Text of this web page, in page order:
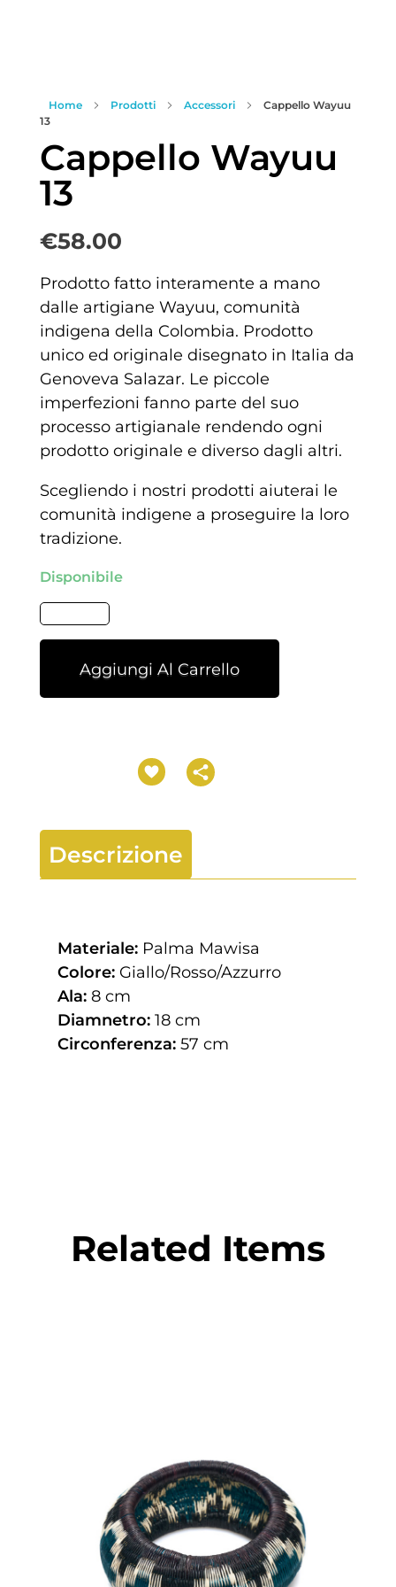
Home Prodotti Accessori
Cappello Wayuu
13
Cappello Wayuu
13
€58.00
Prodotto fatto interamente a mano
dalle artigiane Wayuu, comunità
indigena della Colombia. Prodotto
unico ed originale disegnato in Italia da
Genoveva Salazar. Le piccole
imperfezioni fanno parte del suo
processo artigianale rendendo ogni
prodotto originale e diverso dagli altri.
Scegliendo i nostri prodotti aiuterai le
comunità indigene a proseguire la loro
tradizione.
Disponibile
Aggiungi Al Carrello
Descrizione
Materiale: Palma Mawisa
Colore: Giallo/Rosso/Azzurro
Ala: 8 cm
Diamnetro: 18 cm
Circonferenza: 57 cm
Related Items